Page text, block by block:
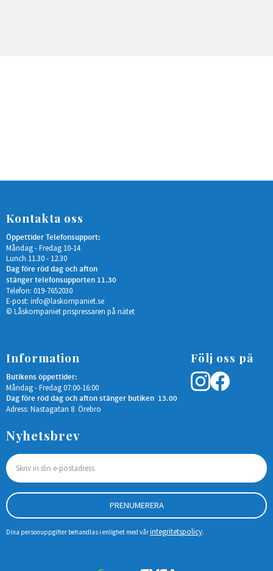
Kontakta oss
Öppettider Telefonsupport:
Måndag - Fredag 10-14
Lunch 11.30 - 12.30
Dag före röd dag och afton
stänger telefonsupporten 11.30
Telefon: 019-7652030
E-post: info@laskompaniet.se
© Låskompaniet prispressaren på nätet
Information
Butikens öppettider:
Måndag - Fredag 07:00-16:00
Dag före röd dag och afton stänger butiken 13.00
Adress: Nastagatan 8 Örebro
Följ oss på
Nyhetsbrev
PRENUMERERA
Dina personuppgifter behandlas i enlighet med vårintegritetspolicy.